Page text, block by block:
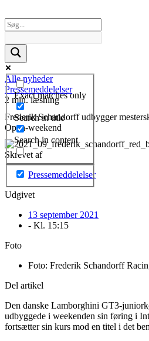
Exact matches only
Search in title
Search in content
Alle nyheder
Pressemeddelelser
2 min. læsning
Frederik Schandorff udbygger
Open-weekend
Skrevet af
Pressemeddelelser
Udgivet
13 september 2021
- Kl. 15:15
Foto
Foto: Frederik Schandorff
Del artikel
Den danske Lamborghini GT3-
udbyggede i weekenden sin føring i
fortsætter sin kurs mod en titel i det